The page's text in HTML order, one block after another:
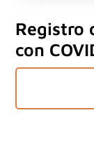
Registro
con